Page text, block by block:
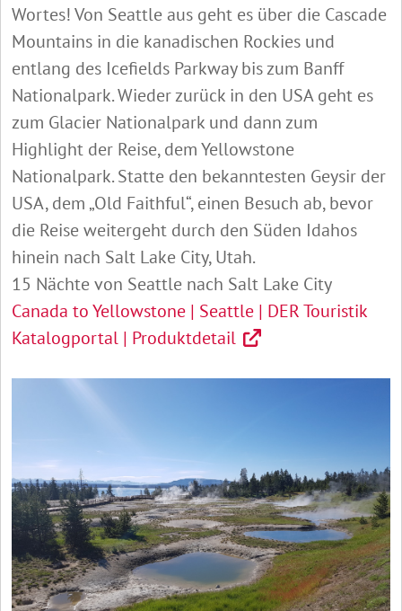
Wortes! Von Seattle aus geht es über die Cascade
Mountains in die kanadischen Rockies und
entlang des Icefields Parkway bis zum Banff
Nationalpark. Wieder zurück in den USA geht es
zum Glacier Nationalpark und dann zum
Highlight der Reise, dem Yellowstone
Nationalpark. Statte den bekanntesten Geysir der
USA, dem „Old Faithful“, einen Besuch ab, bevor
die Reise weitergeht durch den Süden Idahos
hinein nach Salt Lake City, Utah.
15 Nächte von Seattle nach Salt Lake City
Canada to Yellowstone | Seattle | DER Touristik
Katalogportal | Produktdetail